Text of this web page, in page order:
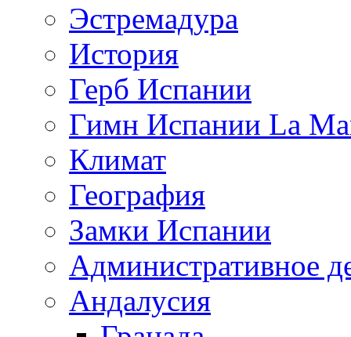
Эстремадура
История
Герб Испании
Гимн Испании La
Климат
География
Замки Испании
Административное
Андалусия